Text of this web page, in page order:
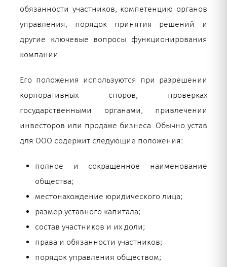
обязанности участников, компетенцию органов
управления, порядок принятия решений и
другие ключевые вопросы функционирования
компании.
Его положения используются при разрешении
корпоративных споров, проверках
государственными органами, привлечении
инвесторов или продаже бизнеса. Обычно устав
для ООО содержит следующие положения:
полное и сокращенное наименование
общества;
местонахождение юридического лица;
размер уставного капитала;
состав участников и их доли;
права и обязанности участников;
порядок управления обществом;